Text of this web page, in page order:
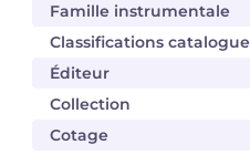
Famille instrumentale
Classifications catalogue
Éditeur
Collection
Cotage